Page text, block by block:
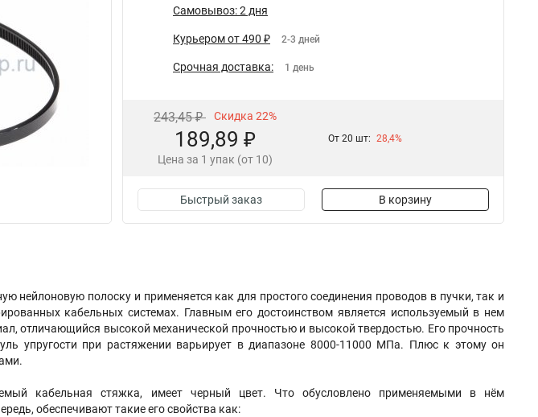
Самовывоз: 2 дня
Курьером от 490 ₽ 2-3 дней
Срочная доставка: 1 день
243,45 ₽ Скидка 22%
189,89 ₽
Цена за 1 упак (от 10)
От 20 шт: 28,4%
Быстрый заказ В корзину
нейлоновую полоску и применяется как для простого соединения проводов в пучки, так и
кабельных системах. Главным его достоинством является используемый в нем
отличающийся высокой механической прочностью и высокой твердостью. Его прочность
упругости при растяжении варьирует в диапазоне 8000-11000 МПа. Плюс к этому он
кабельная стяжка, имеет черный цвет. Что обусловлено применяемыми в нём
обеспечивают такие его свойства как: